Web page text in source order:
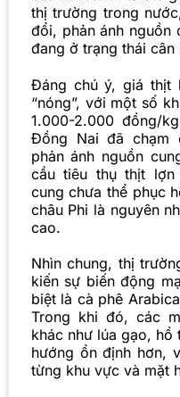
thị trường trong
đổi, phản ánh nguồn
đang ở trạng thái cân
Đáng chú ý, giá thịt
“nóng”, với một số
1.000-2.000 đồng/
Đồng Nai đã chạm
phản ánh nguồn
cầu tiêu thụ thịt
cung chưa thể phục
châu Phi là nguyên
cao.
Nhìn chung, thị
kiến sự biến động
biệt là cà phê
Trong khi đó, các
khác như lúa gạo,
hướng ổn định hơn,
từng khu vực và mặt